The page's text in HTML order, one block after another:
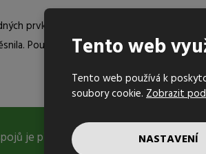
prvků vpusti na spodní díl v pořadí
Použitá vyrovnávací hmota musí mít
je před použitím tmelů na bázi
Tento web
Tento web používá k
soubory cookie. Zobrazit
NASTAVENÍ